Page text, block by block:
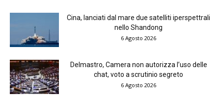
Cina, lanciati dal mare due satelliti iperspettrali
nello Shandong
6 Agosto 2026
Delmastro, Camera non autorizza l’uso delle
chat, voto a scrutinio segreto
6 Agosto 2026